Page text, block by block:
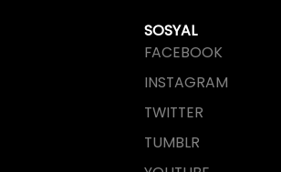
INSTAGRAM